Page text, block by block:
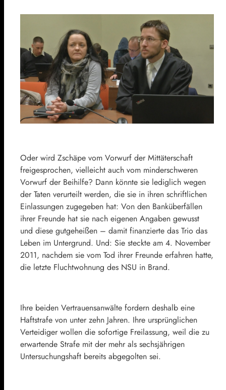
Oder wird Zschäpe vom Vorwurf der Mittäterschaft
freigesprochen, vielleicht auch vom minderschweren
Vorwurf der Beihilfe? Dann könnte sie lediglich wegen
der Taten verurteilt werden, die sie in ihren schriftlichen
Einlassungen zugegeben hat: Von den Banküberfällen
ihrer Freunde hat sie nach eigenen Angaben gewusst
und diese gutgeheißen – damit finanzierte das Trio das
Leben im Untergrund. Und: Sie steckte am 4. November
2011, nachdem sie vom Tod ihrer Freunde erfahren hatte,
die letzte Fluchtwohnung des NSU in Brand.
Ihre beiden Vertrauensanwälte fordern deshalb eine
Haftstrafe von unter zehn Jahren. Ihre ursprünglichen
Verteidiger wollen die sofortige Freilassung, weil die zu
erwartende Strafe mit der mehr als sechsjährigen
Untersuchungshaft bereits abgegolten sei.